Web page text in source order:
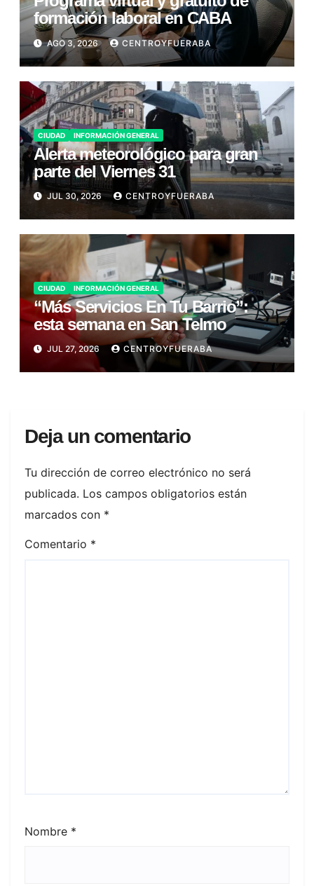
formación laboral en CABA
AGO 3, 2026 CENTROYFUERABA
CIUDAD INFORMACIÓN GENERAL
Alerta meteorológico para gran
parte del Viernes 31
JUL 30, 2026 CENTROYFUERABA
CIUDAD INFORMACIÓN GENERAL
“Más Servicios En Tu Barrio”:
esta semana en San Telmo
JUL 27, 2026 CENTROYFUERABA
Deja un comentario
Tu dirección de correo electrónico no será
publicada. Los campos obligatorios están
marcados con *
Comentario *
Nombre *